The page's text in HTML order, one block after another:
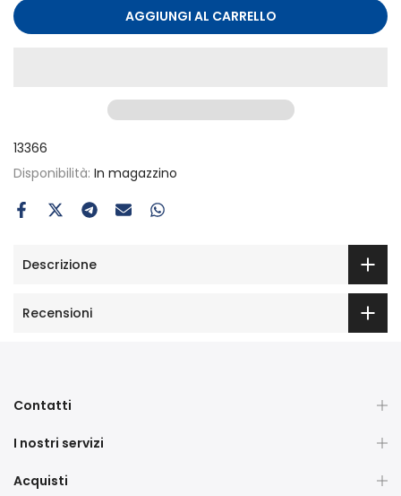
AGGIUNGI AL CARRELLO
13366
Disponibilità: In magazzino
Descrizione
Recensioni
Contatti
I nostri servizi
Acquisti